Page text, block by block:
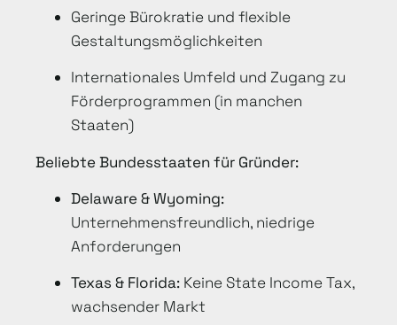
Geringe Bürokratie und flexible
Gestaltungsmöglichkeiten
Internationales Umfeld und Zugang zu
Förderprogrammen (in manchen
Staaten)
Beliebte Bundesstaaten für Gründer:
Delaware & Wyoming:
Unternehmensfreundlich, niedrige
Anforderungen
Texas & Florida: Keine State Income Tax,
wachsender Markt